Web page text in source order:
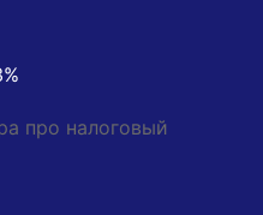
про налоговый